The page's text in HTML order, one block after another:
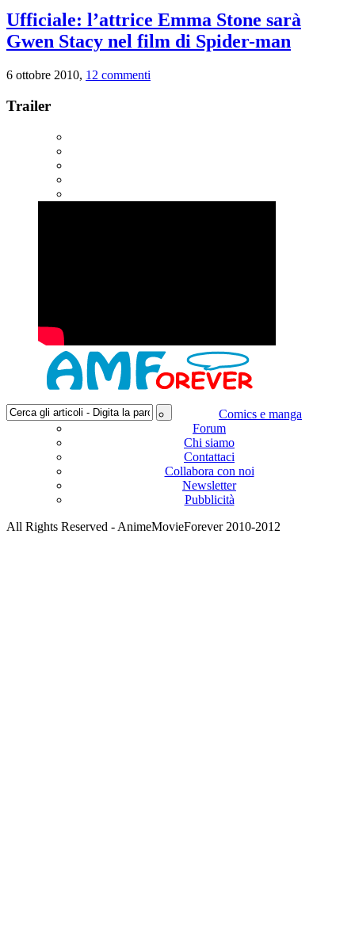
Ufficiale: l’attrice Emma Stone sarà
Gwen Stacy nel film di Spider-man
6 ottobre 2010, 12 commenti
Trailer
Comics e manga
Forum
Chi siamo
Contattaci
Collabora con noi
Newsletter
Pubblicità
All Rights Reserved - AnimeMovieForever 2010-2012